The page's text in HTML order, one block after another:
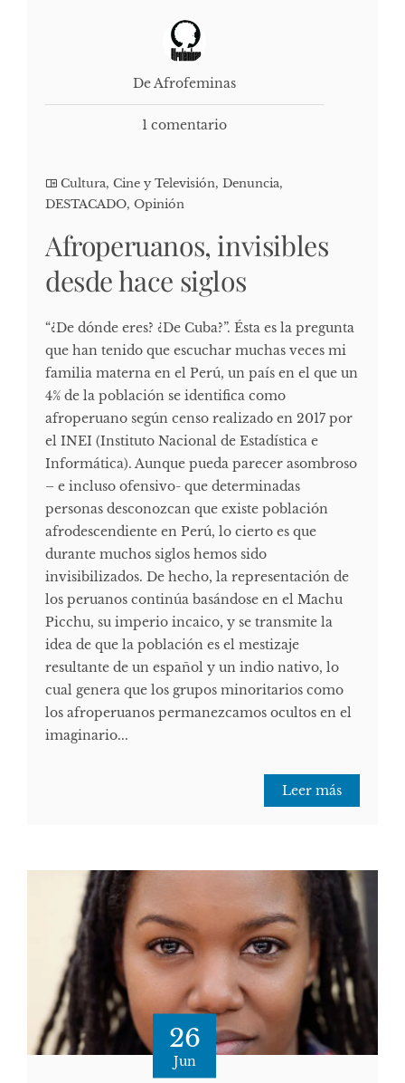
De Afrofeminas
1 comentario
Cultura, Cine y Televisión, Denuncia,
DESTACADO, Opinión
Afroperuanos, invisibles
desde hace siglos
“¿De dónde eres? ¿De Cuba?”. Ésta es la pregunta
que han tenido que escuchar muchas veces mi
familia materna en el Perú, un país en el que un
4% de la población se identifica como
afroperuano según censo realizado en 2017 por
el INEI (Instituto Nacional de Estadística e
Informática). Aunque pueda parecer asombroso
– e incluso ofensivo- que determinadas
personas desconozcan que existe población
afrodescendiente en Perú, lo cierto es que
durante muchos siglos hemos sido
invisibilizados. De hecho, la representación de
los peruanos continúa basándose en el Machu
Picchu, su imperio incaico, y se transmite la
idea de que la población es el mestizaje
resultante de un español y un indio nativo, lo
cual genera que los grupos minoritarios como
los afroperuanos permanezcamos ocultos en el
imaginario...
Leer más
26
Jun